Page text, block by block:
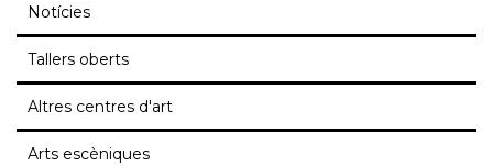
Notícies
Tallers oberts
Altres centres d'art
Arts escèniques